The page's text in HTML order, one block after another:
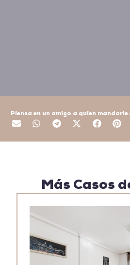
Piensa en un amigo a quien
Más Casos